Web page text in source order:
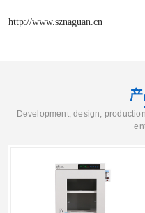
http://www.sznaguan.cn
Development, design,